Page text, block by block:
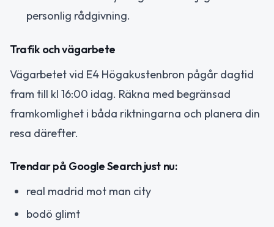
personlig rådgivning.
Trafik och vägarbete
Vägarbetet vid E4 Högakustenbron pågår dagtid
fram till kl 16:00 idag. Räkna med begränsad
framkomlighet i båda riktningarna och planera din
resa därefter.
Trendar på Google Search just nu:
real madrid mot man city
bodö glimt